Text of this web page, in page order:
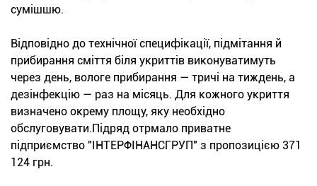
сумішшю.
Відповідно до технічної специфікації, підмітання й
прибирання сміття біля укриттів виконуватимуть
через день, вологе прибирання — тричі на тиждень, а
дезінфекцію — раз на місяць. Для кожного укриття
визначено окрему площу, яку необхідно
обслуговувати.Підряд отрмало приватне
підприємство "ІНТЕРФІНАНСГРУП" з пропозицією 371
124 грн.